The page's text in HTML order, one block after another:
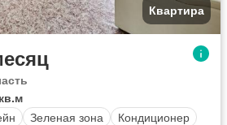
Квартира
Зеленая зона
Кондиционер